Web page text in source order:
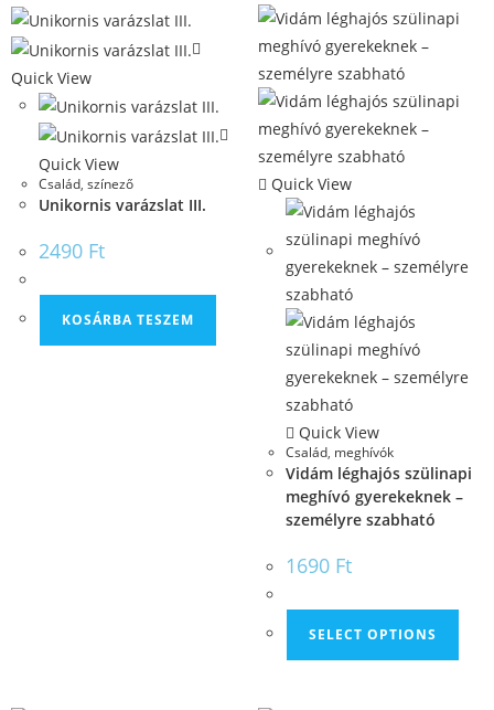
Quick View
Quick View
Család, színező
Unikornis varázslat III.
2490 Ft
KOSÁRBA TESZEM
Quick View
Quick View
Család, meghívók
Vidám léghajós szülinapi
meghívó gyerekeknek –
személyre szabható
1690 Ft
SELECT OPTIONS